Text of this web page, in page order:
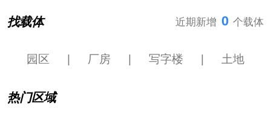
找载体 近期新增 0 个载体
园区 厂房 写字楼 土地
热门区域